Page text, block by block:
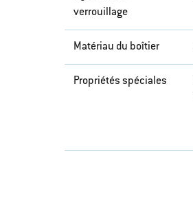
verrouillage
Matériau du boîtier
Propriétés spéciales